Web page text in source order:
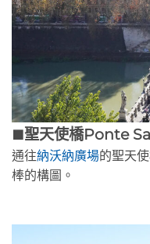
🟫聖天使橋Ponte
通往納沃納廣場的聖天
棒的構圖。